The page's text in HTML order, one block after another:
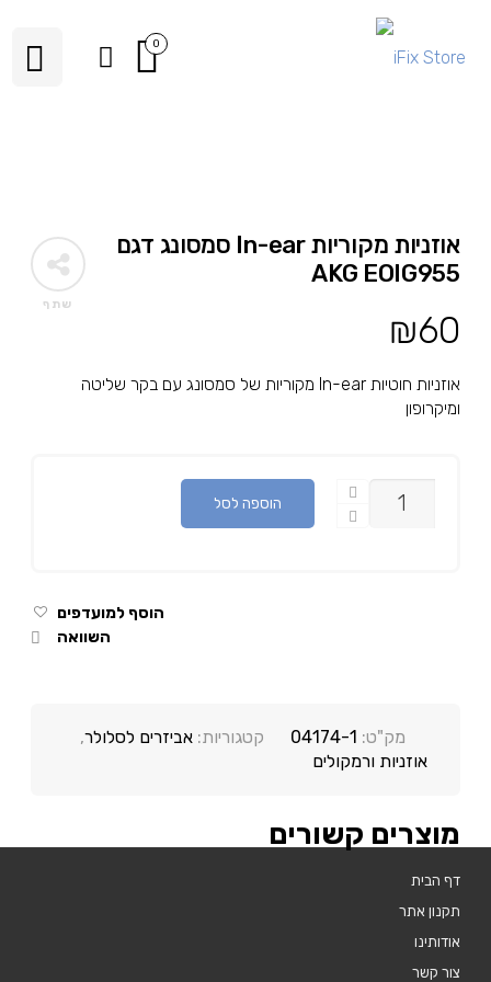
0
שתף
אוזניות מקוריות In-ear סמסונג דגם
AKG EOIG955
₪60
אוזניות חוטיות In-ear מקוריות של סמסונג עם בקר שליטה
ומיקרופון
כמות
הוספה לסל
הוסף למועדפים
השוואה
מק"ט: 04174-1 קטגוריות:אביזרים לסלולר,
אוזניות ורמקולים
מוצרים קשורים
דף הבית
תקנון אתר
אודותינו
צור קשר